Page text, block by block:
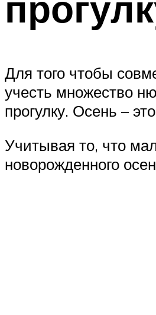
Для того чтобы
учесть множество
прогулку. Осень –
Учитывая то, что
новорожденного